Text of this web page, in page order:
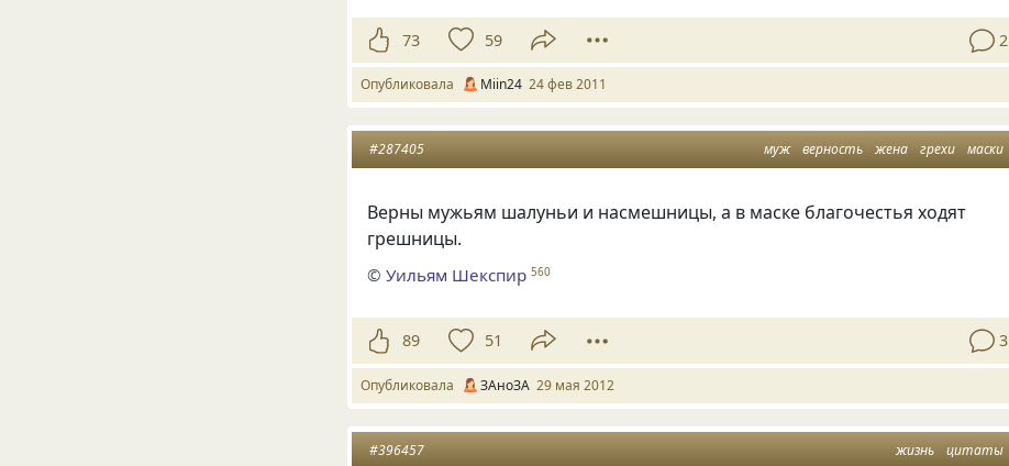
73 59 2
Опубликовала Miin24 24 фев 2011
муж верность жена грехи маски
#287405
Верны мужьям шалуньи и насмешницы, а в маске благочестья ходят
грешницы.
©Уильям Шекспир 560
89 51 3
Опубликовала ЗАноЗА 29 мая 2012
жизнь цитаты
#396457